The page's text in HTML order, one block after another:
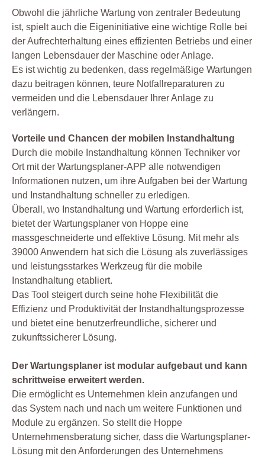
Obwohl die jährliche Wartung von zentraler Bedeutung
ist, spielt auch die Eigeninitiative eine wichtige Rolle bei
der Aufrechterhaltung eines effizienten Betriebs und einer
langen Lebensdauer der Maschine oder Anlage.
Es ist wichtig zu bedenken, dass regelmäßige Wartungen
dazu beitragen können, teure Notfallreparaturen zu
vermeiden und die Lebensdauer Ihrer Anlage zu
verlängern.
Vorteile und Chancen der mobilen Instandhaltung
Durch die mobile Instandhaltung können Techniker vor
Ort mit der Wartungsplaner-APP alle notwendigen
Informationen nutzen, um ihre Aufgaben bei der Wartung
und Instandhaltung schneller zu erledigen.
Überall, wo Instandhaltung und Wartung erforderlich ist,
bietet der Wartungsplaner von Hoppe eine
massgeschneiderte und effektive Lösung. Mit mehr als
39000 Anwendern hat sich die Lösung als zuverlässiges
und leistungsstarkes Werkzeug für die mobile
Instandhaltung etabliert.
Das Tool steigert durch seine hohe Flexibilität die
Effizienz und Produktivität der Instandhaltungsprozesse
und bietet eine benutzerfreundliche, sicherer und
zukunftssicherer Lösung.
Der Wartungsplaner ist modular aufgebaut und kann
schrittweise erweitert werden.
Die ermöglicht es Unternehmen klein anzufangen und
das System nach und nach um weitere Funktionen und
Module zu ergänzen. So stellt die Hoppe
Unternehmensberatung sicher, dass die Wartungsplaner-
Lösung mit den Anforderungen des Unternehmens